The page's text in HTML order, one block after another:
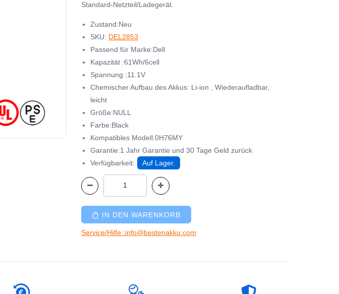
Standard-Netzteil/Ladegerät.
Zustand:Neu
SKU: DEL2853
Passend für Marke:Dell
Kapazität :61Wh/6cell
Spannung :11.1V
Chemischer Aufbau des Akkus: Li-ion , Wiederaufladbar,
leicht
Größe:NULL
Farbe:Black
Kompatibles Modell:0H76MY
Garantie:1 Jahr Garantie und 30 Tage Geld zurück
Verfügbarkeit:
Auf Lager.
IN DEN WARENKORB
Service/Hilfe :info@bestenakku.com